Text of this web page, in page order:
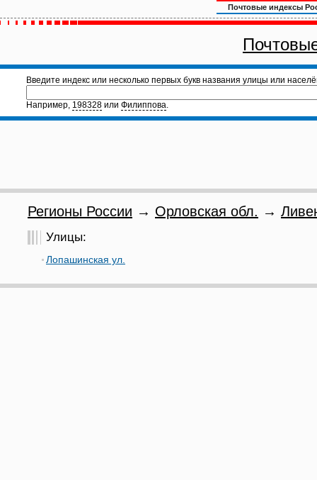
Почтовые индексы
Введите индекс или несколько первых букв названия улицы или
Например, 198328 или Филиппова.
Регионы России → Орловская обл. →
Улицы:
Лопашинская ул.